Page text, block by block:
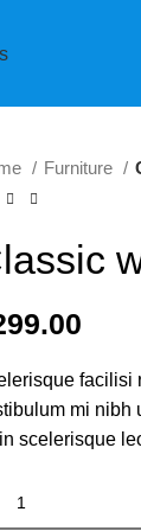
Furniture
facilisi
mi nibh
scelerisque